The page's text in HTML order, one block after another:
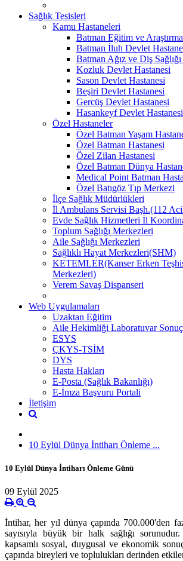
Sağlık Tesisleri
Kamu Hastaneleri
Batman Eğitim ve
Batman İluh Devlet
Batman Ağız ve Diş
Kozluk Devlet Hastanesi
Sason Devlet Hastanesi
Beşiri Devlet Hastanesi
Gercüş Devlet Hastanesi
Hasankeyf Devlet Hastanesi
Özel Hastaneler
Özel Batman Yaşam
Özel Batman Hastanesi
Özel Zilan Hastanesi
Özel Batman Dünya
Medical Point Batman
Özel Batıgöz Tıp Merkezi
İlçe Sağlık Müdürlükleri
İl Ambulans Servisi Başh.(112
Evde Sağlık Hizmetleri İl
Toplum Sağlığı Merkezleri
Aile Sağlığı Merkezleri
Sağlıklı Hayat Merkezleri(SHM)
KETEMLER(Kanser Erken
Merkezleri)
Verem Savaş Dispanseri
Web Uygulamaları
Uzaktan Eğitim
Aile Hekimliği Laboratuvar
ESYS
ÇKYS-TSİM
DYS
Hasta Hakları
E-Posta (Sağlık Bakanlığı)
E-İmza Başvuru Portali
İletişim
10 Eylül Dünya İntiharı Önleme ...
10 Eylül Dünya İntiharı Önleme Günü
09 Eylül 2025
İntihar, her yıl dünya çapında 700.000'den
sayısıyla büyük bir halk sağlığı
kapsamlı sosyal, duygusal ve ekonomik
çapında bireyleri ve toplulukları derinden